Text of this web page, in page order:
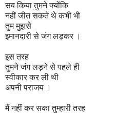
सब किया तुमने क्योंकि
नहीं जीत सकते थे कभी भी
तुम मुझसे
इमानदारी से जंग लड़कर ।
इस तरह
तुमने जंग लड़ने से पहले ही
स्वीकार कर ली थी
अपनी पराजय ।
मैं नहीं कर सका तुम्हारी तरह